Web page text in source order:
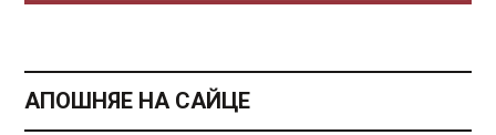
АПОШНЯЕ НА САЙЦЕ